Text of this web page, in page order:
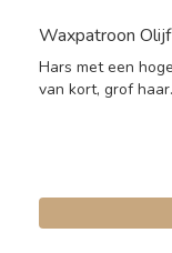
Waxpatroon
Hars met een
van kort, grof haar.